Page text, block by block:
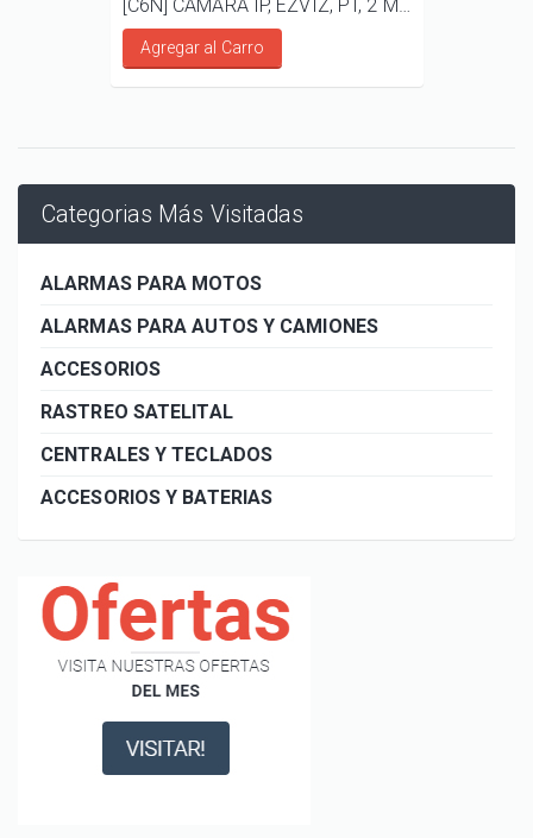
[C6N] CAMARA IP, EZVIZ, PT, 2 MP, AUDIO BIDIRECCIONAL
Agregar al Carro
Categorias Más Visitadas
ALARMAS PARA MOTOS
ALARMAS PARA AUTOS Y CAMIONES
ACCESORIOS
RASTREO SATELITAL
CENTRALES Y TECLADOS
ACCESORIOS Y BATERIAS